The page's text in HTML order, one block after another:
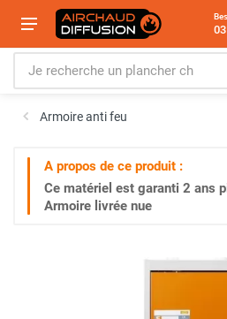
Armoire anti feu
A propos de ce produit :
Ce matériel est garanti 2 ans
Armoire livrée nue